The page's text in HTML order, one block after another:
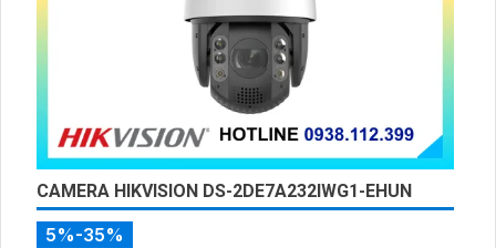
CAMERA HIKVISION DS-2DE7A232IWG1-EHUN
5%-35%